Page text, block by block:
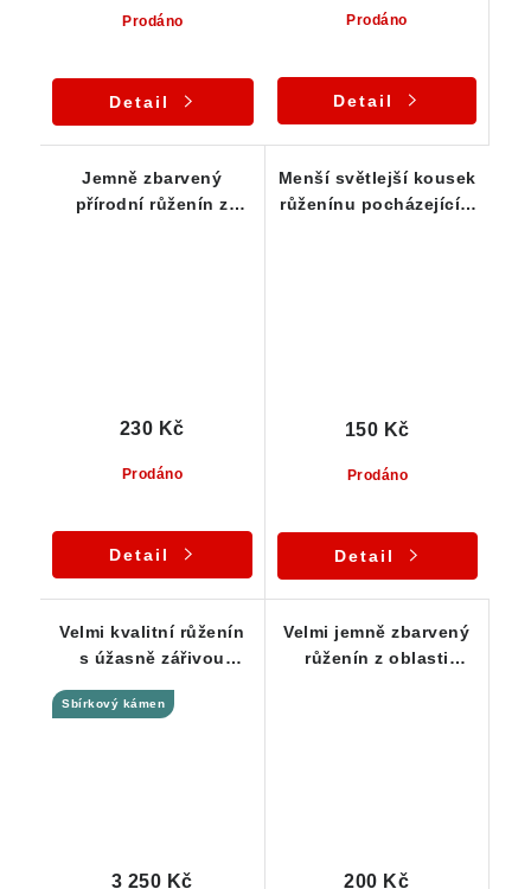
Prodáno
Detail
Prodáno
Detail
Jemně zbarvený
přírodní růženín z
Prodáno
230 Kč
Detail
Menší světlejší kousek
růženínu pocházející z
Prodáno
150 Kč
Detail
Velmi kvalitní růženín
s úžasně zářivou
průsvitností
Sbírkový kámen
3 250 Kč
Velmi jemně zbarvený
růženín z oblasti
200 Kč